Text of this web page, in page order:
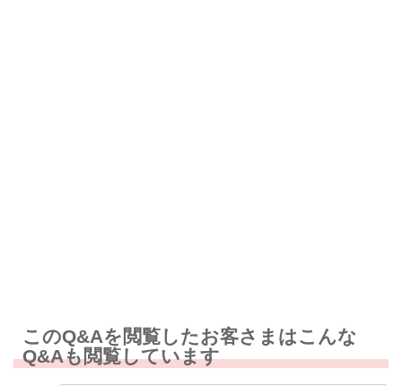
このQ&Aを閲覧したお客さまはこんな
Q&Aも閲覧しています